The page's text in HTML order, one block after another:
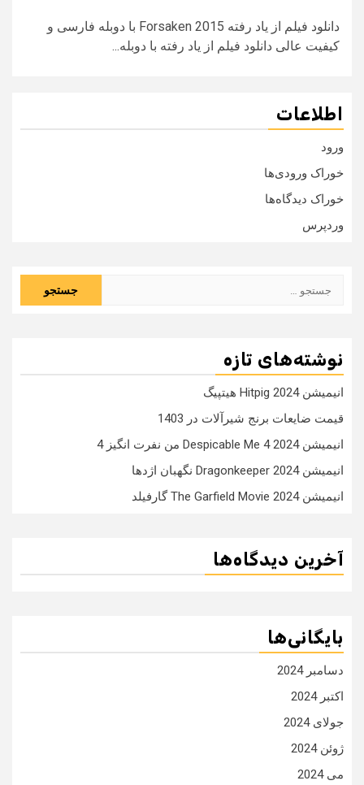
دانلود فیلم از یاد رفته Forsaken 2015 با دوبله فارسی و
کیفیت عالی دانلود فیلم از یاد رفته با دوبله...
اطلاعات
ورود
خوراک ورودی‌ها
خوراک دیدگاه‌ها
وردپرس
نوشته‌های تازه
انیمیشن Hitpig 2024 هیتپیگ
قیمت ضایعات برنج شیرآلات در 1403
انیمیشن Despicable Me 4 2024 من نفرت انگیز 4
انیمیشن Dragonkeeper 2024 نگهبان اژدها
انیمیشن The Garfield Movie 2024 گارفیلد
آخرین دیدگاه‌ها
بایگانی‌ها
دسامبر 2024
اکتبر 2024
جولای 2024
ژوئن 2024
می 2024